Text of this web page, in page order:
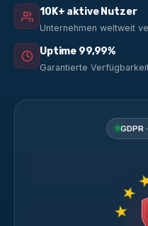
10K+ aktive Nutzer
Unternehmen weltweit
Uptime 99,99%
Garantierte
GDPR